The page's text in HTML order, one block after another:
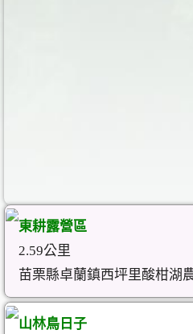
東耕露營區
2.59公里
苗栗縣卓蘭鎮西坪里酸柑湖
山林鳥日子